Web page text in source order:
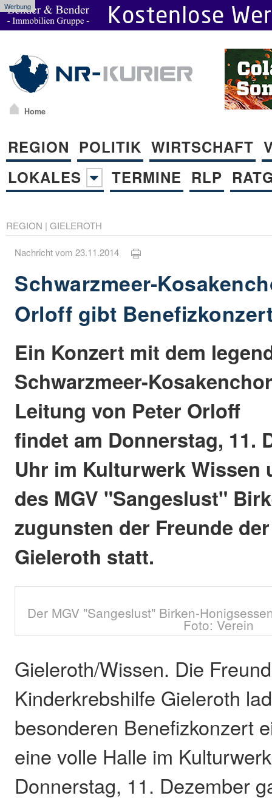
Werbung
Home
REGION POLITIK WIRTSCHAFT
LOKALES
TERMINE RLP
REGION | GIELEROTH
Nachricht vom 23.11.2014
Schwarzmeer-
Orloff gibt
Ein Konzert mit dem
Schwarzmeer-
Leitung von Peter Orloff
findet am Donnerstag, 11.
Uhr im Kulturwerk Wissen
des MGV "Sangeslust"
zugunsten der Freunde
Gieleroth statt.
Der MGV "Sangeslust" Birken-
Foto: Verein
Gieleroth/Wissen. Die
Kinderkrebshilfe Gieleroth
besonderen Benefizkonzert
eine volle Halle im
Donnerstag, 11. Dezember